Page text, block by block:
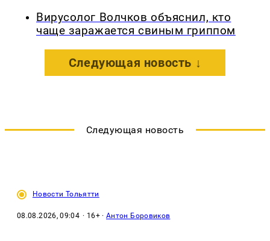
Вирусолог Волчков объяснил, кто
чаще заражается свиным гриппом
Следующая новость ↓
Следующая новость
Новости Тольятти
08.08.2026, 09:04 · 16+ ·Антон Боровиков